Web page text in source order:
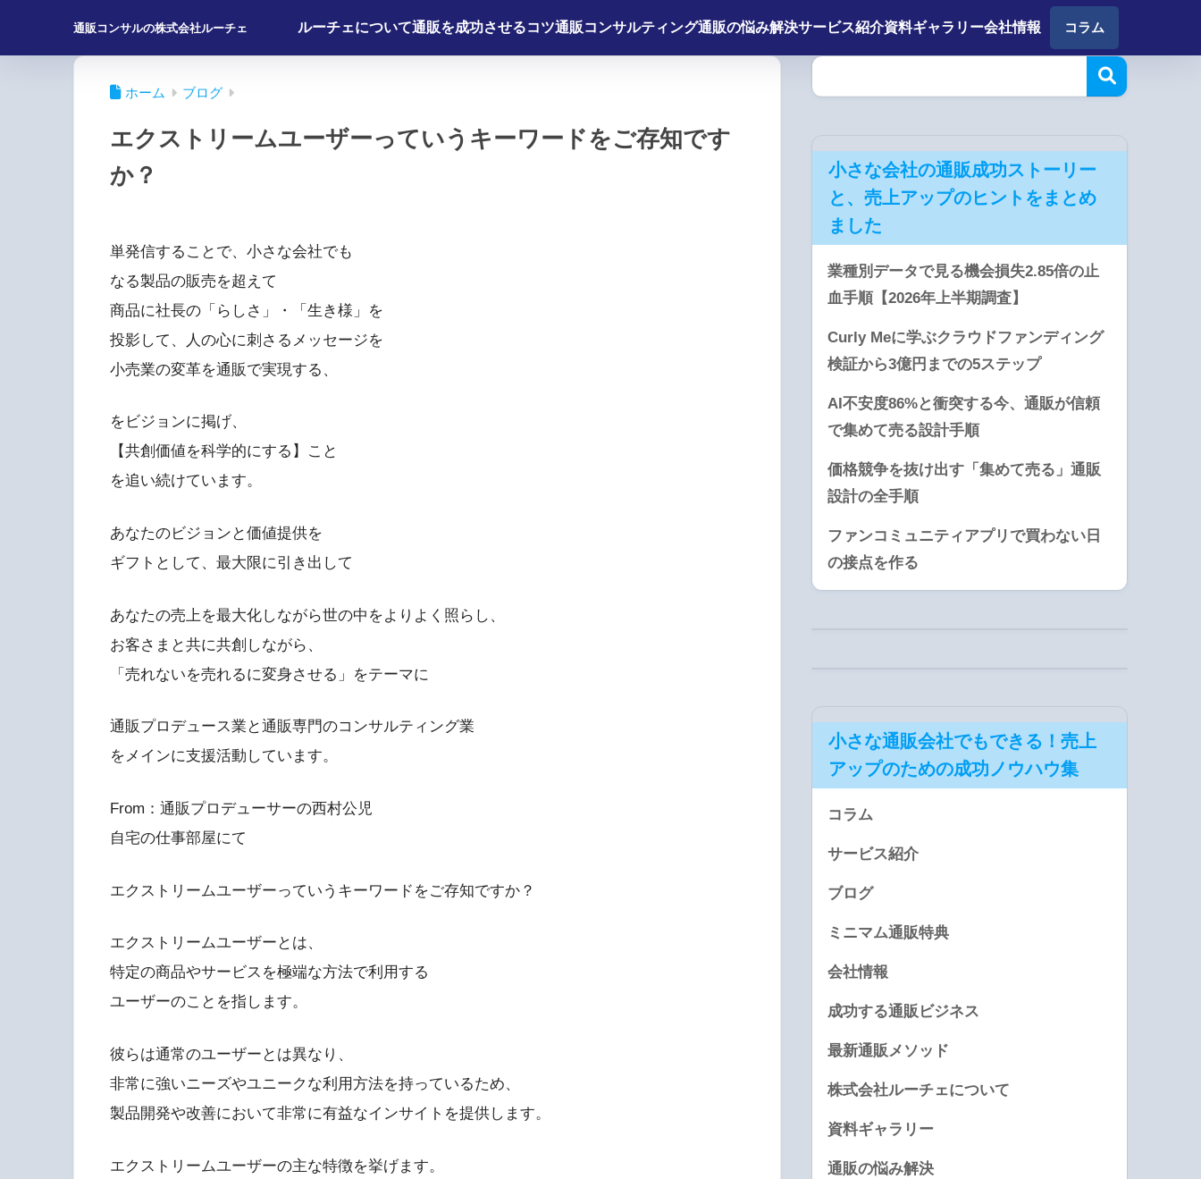
通販コンサルの株式会社ルーチェ ルーチェについて通販を成功させるコツ通販コンサルティング通販の悩み解決サービス紹介資料ギャラリー会社情報 コラム
ホーム ブログ
エクストリームユーザーっていうキーワードをご存知です
か？
単発信することで、小さな会社でも
なる製品の販売を超えて
商品に社長の「らしさ」・「生き様」を
投影して、人の心に刺さるメッセージを
小売業の変革を通販で実現する、
をビジョンに掲げ、
【共創価値を科学的にする】こと
を追い続けています。
あなたのビジョンと価値提供を
ギフトとして、最大限に引き出して
あなたの売上を最大化しながら世の中をよりよく照らし、
お客さまと共に共創しながら、
「売れないを売れるに変身させる」をテーマに
通販プロデュース業と通販専門のコンサルティング業
をメインに支援活動しています。
From：通販プロデューサーの西村公児
自宅の仕事部屋にて
エクストリームユーザーっていうキーワードをご存知ですか？
エクストリームユーザーとは、
特定の商品やサービスを極端な方法で利用する
ユーザーのことを指します。
彼らは通常のユーザーとは異なり、
非常に強いニーズやユニークな利用方法を持っているため、
製品開発や改善において非常に有益なインサイトを提供します。
エクストリームユーザーの主な特徴を挙げます。
小さな会社の通販成功ストーリー
と、売上アップのヒントをまとめ
ました
業種別データで見る機会損失2.85倍の止
血手順【2026年上半期調査】
Curly Meに学ぶクラウドファンディング
検証から3億円までの5ステップ
AI不安度86%と衝突する今、通販が信頼
で集めて売る設計手順
価格競争を抜け出す「集めて売る」通販
設計の全手順
ファンコミュニティアプリで買わない日
の接点を作る
小さな通販会社でもできる！売上
アップのための成功ノウハウ集
コラム
サービス紹介
ブログ
ミニマム通販特典
会社情報
成功する通販ビジネス
最新通販メソッド
株式会社ルーチェについて
資料ギャラリー
通販の悩み解決